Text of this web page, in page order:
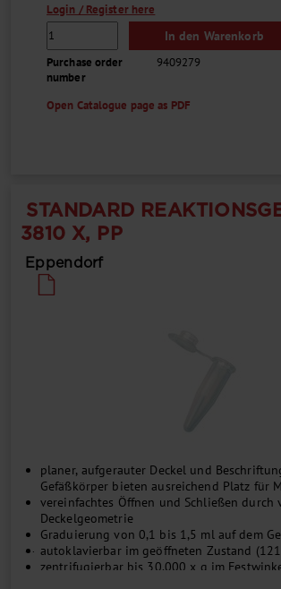
Login / Register here
In den Warenkorb
Purchase order
number
9409279
Open Catalogue page as PDF
STANDARD
810 X, PP
Eppendorf
planer, aufgerauter Deckel und
Gefäßkörper bieten ausreichend Platz für
vereinfachtes Öffnen und Schließen durch
Deckelgeometrie
Graduierung von 0,1 bis 1,5 ml auf dem
autoklavierbar im geöffneten Zustand (121
zentrifugierbar bis 30.000 x g im
...